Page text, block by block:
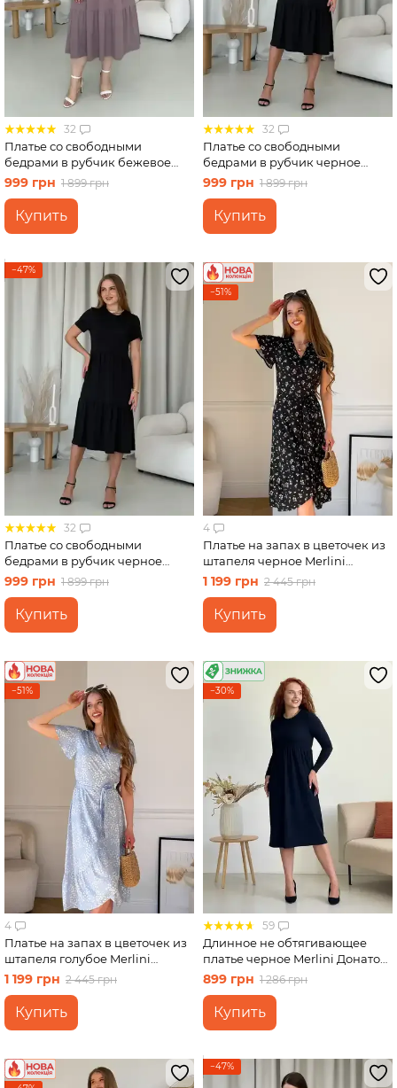
32
Платье со свободными
бедрами в рубчик бежевое
Merlini Реджо 700001582
размер 4XL-5XL
999 грн 1 899 грн
Купить
32
Платье со свободными
бедрами в рубчик черное
Merlini Реджо 700001581
размер S-M
999 грн 1 899 грн
Купить
−47%
32
Платье со свободными
бедрами в рубчик черное
Merlini Реджо 700001581
размер L-XL
999 грн 1 899 грн
Купить
−51%
4
Платье на запах в цветочек из
штапеля черное Merlini
Віченца 700002206 размер
2XL-3XL
1 199 грн 2 445 грн
Купить
−51%
4
Платье на запах в цветочек из
штапеля голубое Merlini
Віченца 700002202 размер
2XL-3XL
1 199 грн 2 445 грн
Купить
−30%
59
Длинное не обтягивающее
платье черное Merlini Донато
700001381 размер 42-44 (S-M)
899 грн 1 286 грн
Купить
−47%